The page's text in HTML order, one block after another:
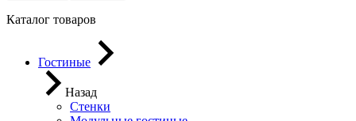
Каталог товаров
Гостиные
Назад
Стенки